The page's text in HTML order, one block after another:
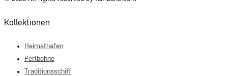
Kollektionen
Heimathafen
Perlbohne
Traditionsschiff